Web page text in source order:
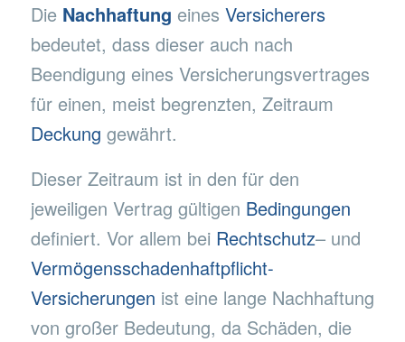
Die Nachhaftung eines Versicherers
bedeutet, dass dieser auch nach
Beendigung eines Versicherungsvertrages
für einen, meist begrenzten, Zeitraum
Deckung gewährt.
Dieser Zeitraum ist in den für den
jeweiligen Vertrag gültigen Bedingungen
definiert. Vor allem bei Rechtschutz– und
Vermögensschadenhaftpflicht-
Versicherungen ist eine lange Nachhaftung
von großer Bedeutung, da Schäden, die